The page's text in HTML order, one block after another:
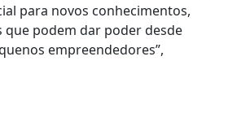
para novos conhecimentos,
que podem dar poder desde
empreendedores”,